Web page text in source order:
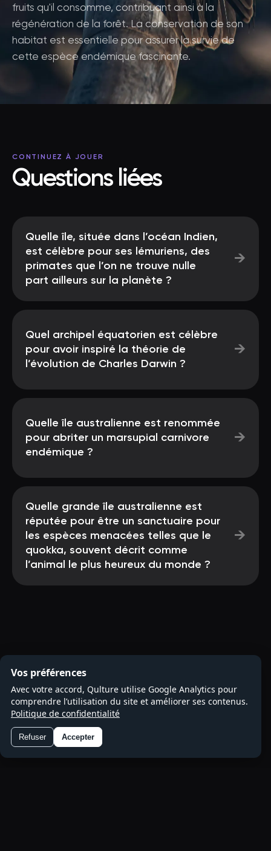
fruits qu'il consomme, contribuant ainsi à la
régénération de la forêt. La conservation de son
habitat est essentielle pour assurer la survie de
cette espèce endémique fascinante.
CONTINUEZ À JOUER
Questions liées
Quelle île, située dans l’océan Indien,
est célèbre pour ses lémuriens, des
primates que l’on ne trouve nulle
part ailleurs sur la planète ?
→
Quel archipel équatorien est célèbre
pour avoir inspiré la théorie de
l’évolution de Charles Darwin ?
→
Quelle île australienne est renommée
pour abriter un marsupial carnivore
endémique ?
→
Quelle grande île australienne est
réputée pour être un sanctuaire pour
les espèces menacées telles que le
quokka, souvent décrit comme
l’animal le plus heureux du monde ?
→
Vos préférences
Avec votre accord, Qulture utilise Google Analytics pour
comprendre l’utilisation du site et améliorer ses contenus.
Politique de confidentialité
Refuser Accepter